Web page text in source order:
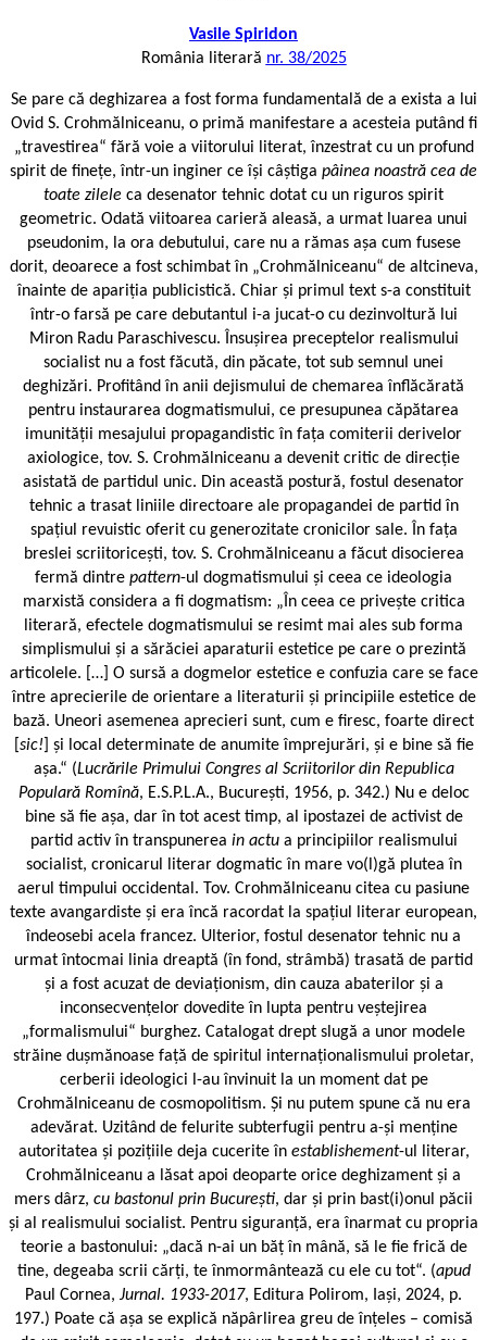
Vasile Spiridon
România literară nr. 38/2025
Se pare că deghizarea a fost forma fundamentală de a exista a lui
Ovid S. Crohmălniceanu, o primă manifestare a acesteia putând fi
„travestirea“ fără voie a viitorului literat, înzestrat cu un profund
spirit de finețe, într-un inginer ce își câștiga pâinea noastră cea de
toate zilele ca desenator tehnic dotat cu un riguros spirit
geometric. Odată viitoarea carieră aleasă, a urmat luarea unui
pseudonim, la ora debutului, care nu a rămas așa cum fusese
dorit, deoarece a fost schimbat în „Crohmălniceanu“ de altcineva,
înainte de apariția publicistică. Chiar și primul text s-a constituit
într-o farsă pe care debutantul i-a jucat-o cu dezinvoltură lui
Miron Radu Paraschivescu. Însușirea preceptelor realismului
socialist nu a fost făcută, din păcate, tot sub semnul unei
deghizări. Profitând în anii dejismului de chemarea înflăcărată
pentru instaurarea dogmatismului, ce presupunea căpătarea
imunității mesajului propagandistic în fața comiterii derivelor
axiologice, tov. S. Crohmălniceanu a devenit critic de direcție
asistată de partidul unic. Din această postură, fostul desenator
tehnic a trasat liniile directoare ale propagandei de partid în
spațiul revuistic oferit cu generozitate cronicilor sale. În fața
breslei scriitoricești, tov. S. Crohmălniceanu a făcut disocierea
fermă dintre pattern-ul dogmatismului și ceea ce ideologia
marxistă considera a fi dogmatism: „În ceea ce privește critica
literară, efectele dogmatismului se resimt mai ales sub forma
simplismului și a sărăciei aparaturii estetice pe care o prezintă
articolele. […] O sursă a dogmelor estetice e confuzia care se face
între aprecierile de orientare a literaturii și principiile estetice de
bază. Uneori asemenea aprecieri sunt, cum e firesc, foarte direct
sic! ] și local determinate de anumite împrejurări, și e bine să fie
așa.“ (Lucrările Primului Congres al Scriitorilor din Republica
Populară Romînă, E.S.P.L.A., București, 1956, p. 342.) Nu e deloc
bine să fie așa, dar în tot acest timp, al ipostazei de activist de
partid activ în transpunerea in actu a principiilor realismului
socialist, cronicarul literar dogmatic în mare vo(l)gă plutea în
aerul timpului occidental. Tov. Crohmălniceanu citea cu pasiune
texte avangardiste și era încă racordat la spațiul literar european,
îndeosebi acela francez. Ulterior, fostul desenator tehnic nu a
urmat întocmai linia dreaptă (în fond, strâmbă) trasată de partid
și a fost acuzat de deviaționism, din cauza abaterilor și a
inconsecvențelor dovedite în lupta pentru veștejirea
„formalismului“ burghez. Catalogat drept slugă a unor modele
străine dușmănoase față de spiritul internaționalismului proletar,
cerberii ideologici l-au învinuit la un moment dat pe
Crohmălniceanu de cosmopolitism. Și nu putem spune că nu era
adevărat. Uzitând de felurite subterfugii pentru a-și menține
autoritatea și pozițiile deja cucerite în establishement-ul literar,
Crohmălniceanu a lăsat apoi deoparte orice deghizament și a
mers dârz, cu bastonul prin București, dar și prin bast(i)onul păcii
și al realismului socialist. Pentru siguranță, era înarmat cu propria
teorie a bastonului: „dacă n-ai un băț în mână, să le fie frică de
tine, degeaba scrii cărți, te înmormântează cu ele cu tot“. (apud
Paul Cornea, Jurnal. 1933-2017, Editura Polirom, Iași, 2024, p.
197.) Poate că așa se explică năpârlirea greu de înțeles – comisă